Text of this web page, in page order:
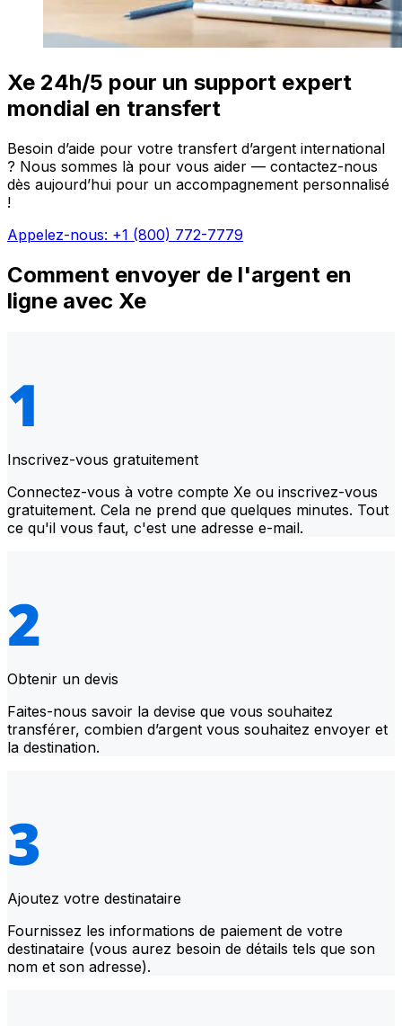
Xe 24h/5 pour un support expert
mondial en transfert
Besoin d’aide pour votre transfert d’argent international
? Nous sommes là pour vous aider — contactez-nous
dès aujourd’hui pour un accompagnement personnalisé
!
Appelez-nous: +1 (800) 772-7779
Comment envoyer de l'argent en
ligne avec Xe
Inscrivez-vous gratuitement
Connectez-vous à votre compte Xe ou inscrivez-vous
gratuitement. Cela ne prend que quelques minutes. Tout
ce qu'il vous faut, c'est une adresse e-mail.
Obtenir un devis
Faites-nous savoir la devise que vous souhaitez
transférer, combien d’argent vous souhaitez envoyer et
la destination.
Ajoutez votre destinataire
Fournissez les informations de paiement de votre
destinataire (vous aurez besoin de détails tels que son
nom et son adresse).